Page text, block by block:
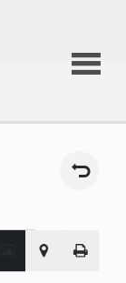
Strona
O